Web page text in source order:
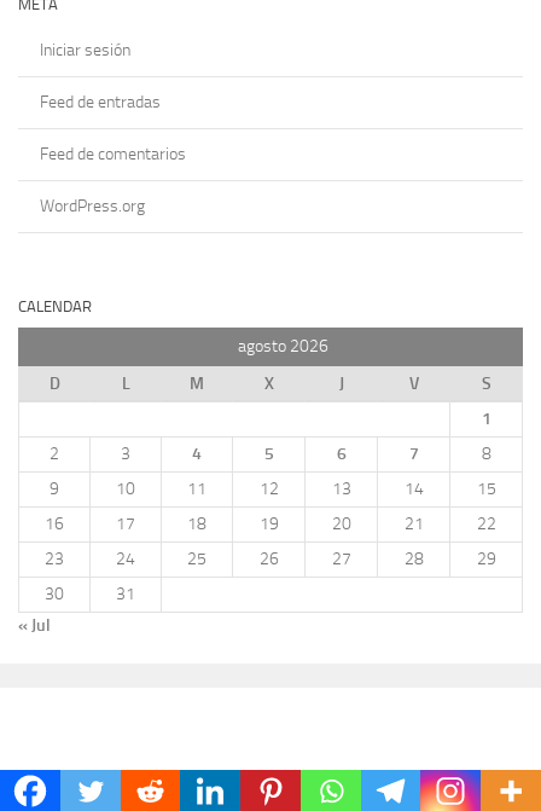
META
Iniciar sesión
Feed de entradas
Feed de comentarios
WordPress.org
CALENDAR
agosto 2026
D
L M X J V
S
1
2
3 4 5 6 7
8
9
10 11 12 13 14
15
16
17 18 19 20 21
22
23
24 25 26 27 28
29
30
31
« Jul